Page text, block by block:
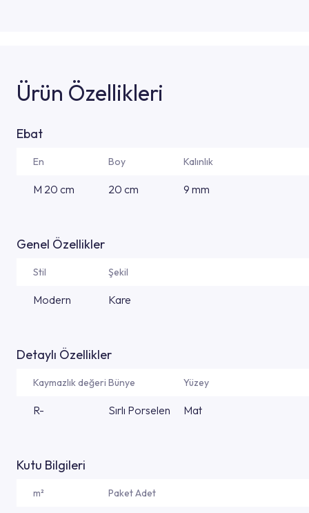
Ürün Özellikleri
Ebat
En Boy Kalınlık
M 20 cm 20 cm 9 mm
Genel Özellikler
Stil Şekil
Modern Kare
Detaylı Özellikler
Kaymazlık değeri Bünye Yüzey
R- Sırlı Porselen Mat
Kutu Bilgileri
m² Paket Adet